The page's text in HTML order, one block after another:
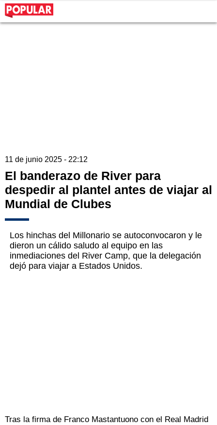
11 de junio 2025 - 22:12
El banderazo de River para
despedir al plantel antes de viajar al
Mundial de Clubes
Los hinchas del Millonario se autoconvocaron y le
dieron un cálido saludo al equipo en las
inmediaciones del River Camp, que la delegación
dejó para viajar a Estados Unidos.
Tras la firma de Franco Mastantuono con el Real Madrid